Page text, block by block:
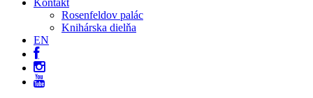
Kontakt
Rosenfeldov palác
Knihárska dielňa
EN